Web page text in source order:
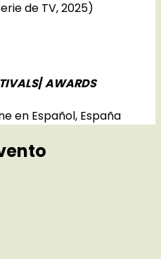
de TV, 2025)
/AWARDS
en Español, España